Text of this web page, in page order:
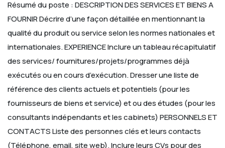
Résumé du poste :DESCRIPTION DES SERVICES ET BIENS A
FOURNIRDécrire d’une façon détaillée en mentionnant la
qualité du produit ou service selon les normes nationales et
internationales.EXPERIENCEInclure un tableau récapitulatif
des services/ fournitures/projets/programmes déjà
exécutés ou en cours d’exécution.Dresser une liste de
référence des clients actuels et potentiels (pour les
fournisseurs de biens et service) et ou des études (pour les
consultants indépendants et les cabinets) PERSONNELS ET
CONTACTSListe des personnes clés et leurs contacts
(Téléphone, email, site web). Inclure leurs CVs pour des